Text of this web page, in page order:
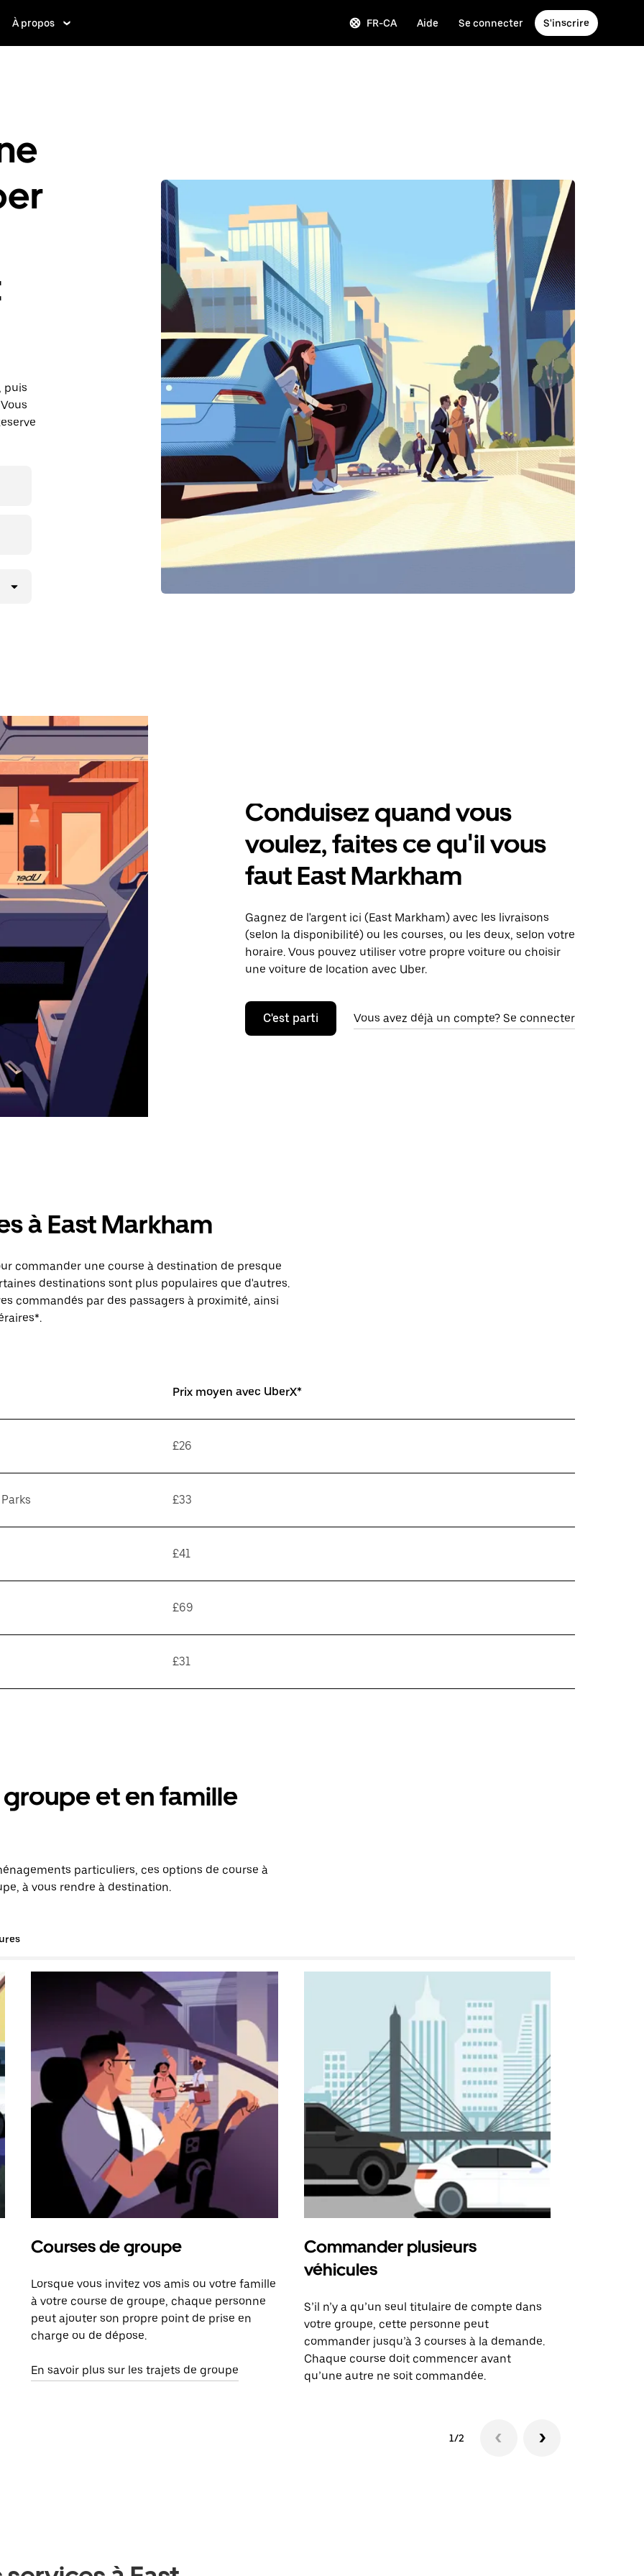
À propos FR-CA Aide Se connecter S'inscrire
puis
Conduisez quand vous
voulez, faites ce qu'il vous
faut East Markham
Gagnez de l'argent ici (East Markham) avec les livraisons
(selon la disponibilité) ou les courses, ou les deux, selon votre
horaire. Vous pouvez utiliser votre propre voiture ou choisir
une voiture de location avec Uber.
C'est parti Vous avez déjà un compte? Se connecter
à East Markham
commander une course à destination de presque
destinations sont plus populaires que d'autres.
commandés par des passagers à proximité, ainsi
Prix moyen avec UberX*
£26
£33
£41
£69
£31
et en famille
particuliers, ces options de course à
à vous rendre à destination.
Courses de groupe
Lorsque vous invitez vos amis ou votre famille
à votre course de groupe, chaque personne
peut ajouter son propre point de prise en
charge ou de dépose.
En savoir plus sur les trajets de groupe
Commander plusieurs
véhicules
S’il n’y a qu’un seul titulaire de compte dans
votre groupe, cette personne peut
commander jusqu’à 3 courses à la demande.
Chaque course doit commencer avant
qu’une autre ne soit commandée.
1/2